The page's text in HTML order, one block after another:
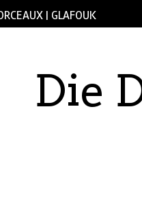
| GLAFOUK
Die